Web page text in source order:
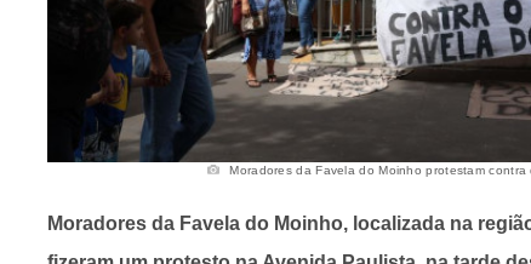
Moradores da Favela do Moinho protestam
Moradores da Favela do Moinho, localizada na